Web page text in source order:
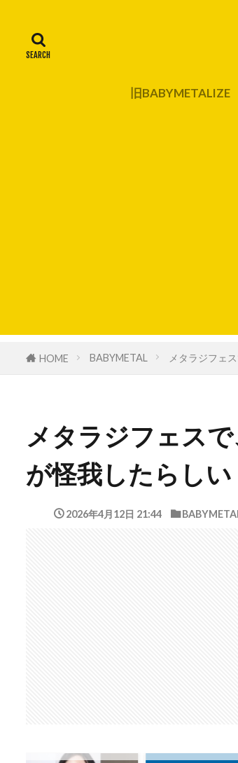
旧BABYMETALIZE
HOME BABYMETAL メタラジフェ
メタラジフェス
が怪我したらし
2026年4月12日 21:44